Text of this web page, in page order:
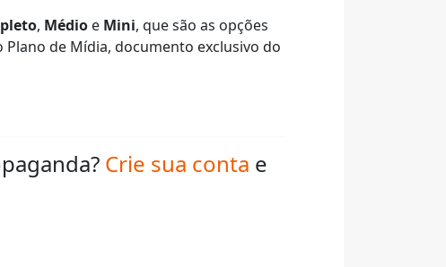
, Médio e Mini, que são as opções
de Mídia, documento exclusivo do
Crie sua conta e